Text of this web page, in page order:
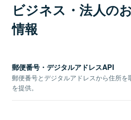
ビジネス・法人の
情報
郵便番号・デジタルアドレスAPI
郵便番号とデジタルアドレスから住所を
を提供。